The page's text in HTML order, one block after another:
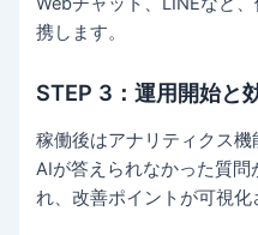
携します。
STEP 3：運用開始と
稼働後はアナリティクス機
AIが答えられなかった質問
れ、改善ポイントが可視化